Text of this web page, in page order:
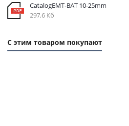
CatalogEMT-ВАТ 10-25mm
297,6 Кб
С этим товаром покупают